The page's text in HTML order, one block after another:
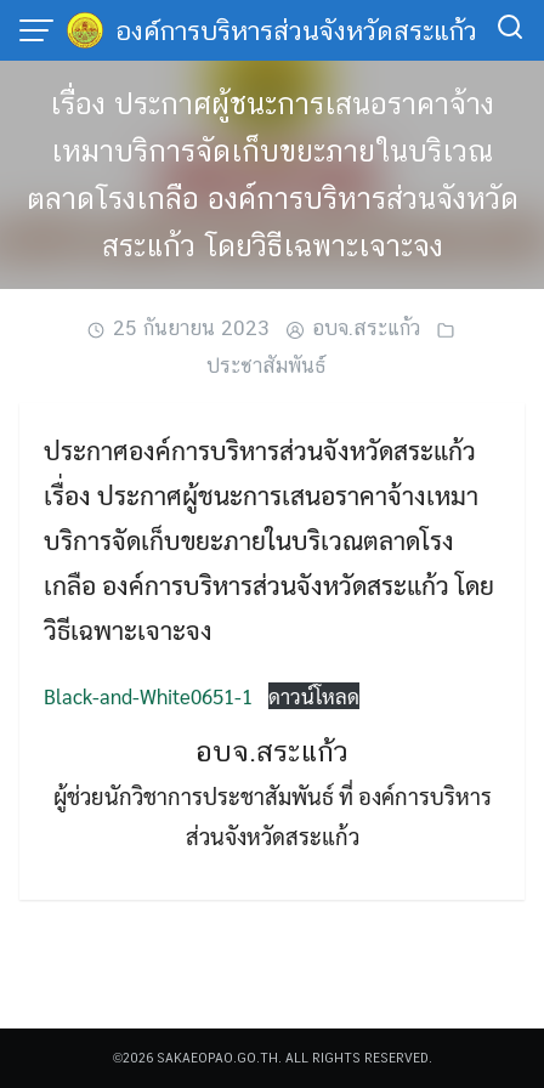
Skip
องค์การบริหารส่วนจังหวัดสระแก้ว
Search
เรื่อง ประกาศผู้ชนะการเสนอราคาจ้าง
เหมาบริการจัดเก็บขยะภายในบริเวณ
ตลาดโรงเกลือ องค์การบริหารส่วนจังหวัด
สระแก้ว โดยวิธีเฉพาะเจาะจง
25 กันยายน 2023
อบจ.สระแก้ว
ประชาสัมพันธ์
ประกาศองค์การบริหารส่วนจังหวัดสระแก้ว
เรื่อง ประกาศผู้ชนะการเสนอราคาจ้างเหมา
บริการจัดเก็บขยะภายในบริเวณตลาดโรง
เกลือ องค์การบริหารส่วนจังหวัดสระแก้ว โดย
วิธีเฉพาะเจาะจง
Black-and-White0651-1 ดาวน์โหลด
อบจ.สระแก้ว
ผู้ช่วยนักวิชาการประชาสัมพันธ์ ที่ องค์การบริหาร
ส่วนจังหวัดสระแก้ว
©2026 SAKAEOPAO.GO.TH. ALL RIGHTS RESERVED.